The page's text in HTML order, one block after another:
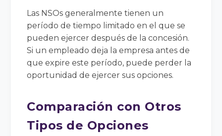
Las NSOs generalmente tienen un
período de tiempo limitado en el que se
pueden ejercer después de la concesión.
Si un empleado deja la empresa antes de
que expire este período, puede perder la
oportunidad de ejercer sus opciones.
Comparación con Otros
Tipos de Opciones